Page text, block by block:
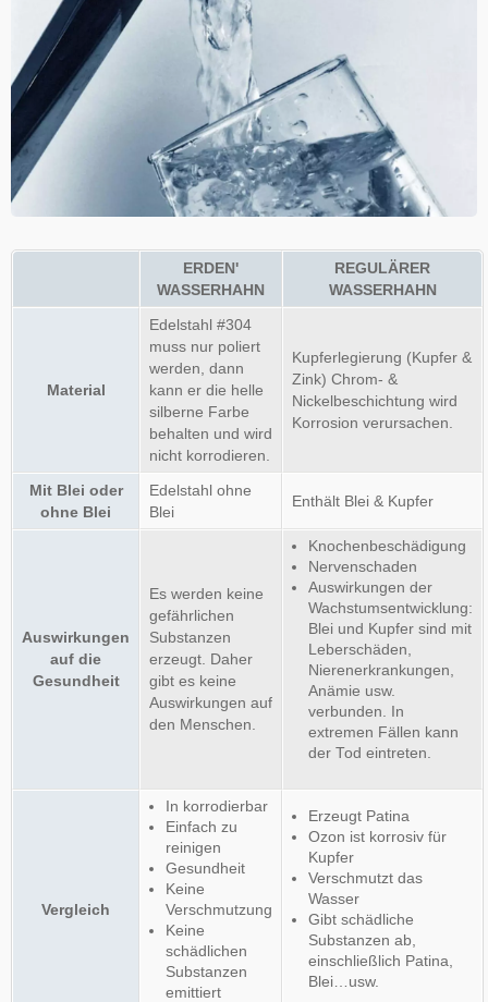
ERDEN'
WASSERHAHN
REGULÄRER
WASSERHAHN
Material
Edelstahl #304
muss nur poliert
werden, dann
kann er die helle
silberne Farbe
behalten und wird
nicht korrodieren.
Kupferlegierung (Kupfer &
Zink) Chrom- &
Nickelbeschichtung wird
Korrosion verursachen.
Mit Blei oder
ohne Blei
Edelstahl ohne
Blei
Enthält Blei & Kupfer
Auswirkungen
auf die
Gesundheit
Es werden keine
gefährlichen
Substanzen
erzeugt. Daher
gibt es keine
Auswirkungen auf
den Menschen.
Knochenbeschädigung
Nervenschaden
Auswirkungen der
Wachstumsentwicklung:
Blei und Kupfer sind mit
Leberschäden,
Nierenerkrankungen,
Anämie usw.
verbunden. In
extremen Fällen kann
der Tod eintreten.
Vergleich
In korrodierbar
Einfach zu
reinigen
Gesundheit
Keine
Verschmutzung
Keine
schädlichen
Substanzen
emittiert
Erzeugt Patina
Ozon ist korrosiv für
Kupfer
Verschmutzt das
Wasser
Gibt schädliche
Substanzen ab,
einschließlich Patina,
Blei…usw.